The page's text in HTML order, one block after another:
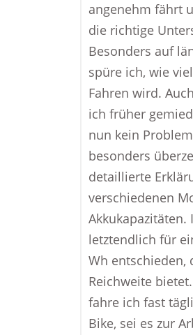
angenehm fährt
die richtige
Besonders auf
spüre ich, wie
Fahren wird.
ich früher
nun kein
besonders
detaillierte
verschiedenen
Akkukapazitäten.
letztendlich für
Wh entschieden,
Reichweite
fahre ich fast
Bike, sei es zur